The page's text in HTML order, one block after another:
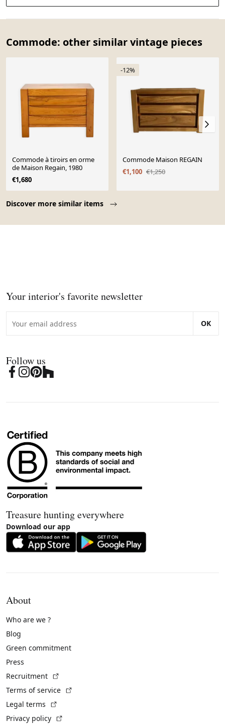
Commode: other similar vintage pieces
Discover more similar items
Commode à tiroirs en orme
de Maison Regain, 1980
€1,680
-12%
Commode Maison REGAIN
€1,100 €1,250
Your interior's favorite newsletter
OK
Follow us
Treasure hunting everywhere
Download our app
About
Who are we ?
Blog
Green commitment
Press
Recruitment
Terms of service
Legal terms
Privacy policy